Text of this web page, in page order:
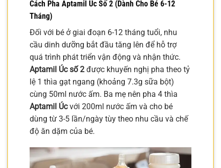
Cách Pha Aptamil Úc Số 2 (Dành Cho Bé 6-12
Tháng)
Đối với bé ở giai đoạn 6-12 tháng tuổi, nhu
cầu dinh dưỡng bắt đầu tăng lên để hỗ trợ
quá trình phát triển vận động và nhận thức.
Aptamil Úc số 2 được khuyến nghị pha theo tỷ
lệ 1 thìa gạt ngang (khoảng 7.3g sữa bột)
cùng 50ml nước ấm. Ba mẹ nên pha 4 thìa
Aptamil Úcvới 200ml nước ấm và cho bé
dùng từ 3-5 lần/ngày tùy theo nhu cầu và chế
độ ăn dặm của bé.